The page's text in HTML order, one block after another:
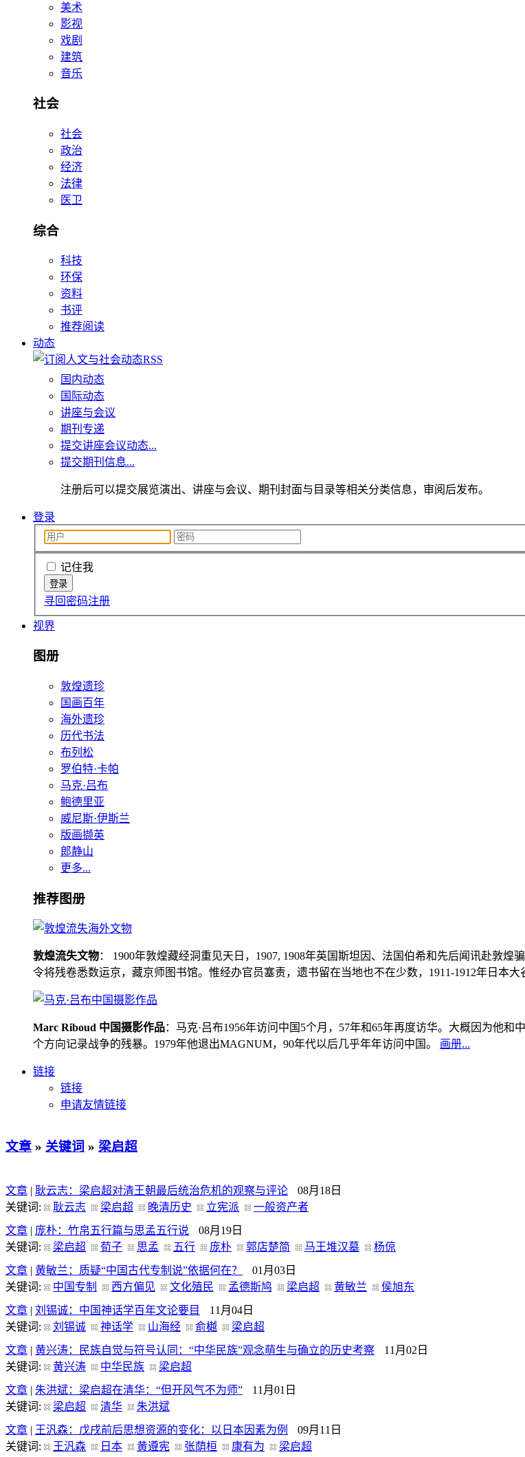
美术
影视
戏剧
建筑
音乐
社会
社会
政治
经济
法律
医卫
综合
科技
环保
资料
书评
推荐阅读
动态
国内动态
国际动态
讲座与会议
期刊专递
提交讲座会议动态...
提交期刊信息...
注册后可以提交展览演出、讲座与会议、期刊封面与目录等相关分类信息，审阅后发布。
登录
记住我
寻回密码注册
视界
图册
敦煌遗珍
国画百年
海外遗珍
历代书法
布列松
罗伯特·卡帕
马克·吕布
鲍德里亚
威尼斯·伊斯兰
版画撷英
郎静山
更多...
推荐图册
敦煌流失文物： 1900年敦煌藏经洞重见天日，1907, 1908年英国斯坦因、法国伯希和先后闻讯赴敦
令将残卷悉数运京，藏京师图书馆。惟经办官员塞责，遗书留在当地也不在少数，1911-1912年日本
Marc Riboud 中国摄影作品：马克·吕布1956年访问中国5个月，57年和65年再度访华。大概因为他
个方向记录战争的残暴。1979年他退出MAGNUM，90年代以后几乎年年访问中国。 画册...
链接
链接
申请友情链接
文章 » 关键词 » 梁启超
文章 | 耿云志：梁启超对清王朝最后统治危机的观察与评论
08月18日
关键词:
耿云志 梁启超 晚清历史 立宪派
一般资产者
文章 | 庞朴：竹帛五行篇与思孟五行说
08月19日
关键词:
梁启超 荀子 思孟 五行 庞朴 郭店楚简 马王堆汉墓
杨倞
文章 | 黄敏兰：质疑“中国古代专制说”依据何在？
01月03日
关键词:
中国专制 西方偏见 文化殖民 孟德斯鸠 梁启超 黄敏兰
侯旭东
文章 | 刘锡诚：中国神话学百年文论要目
11月04日
关键词:
刘锡诚 神话学 山海经 俞樾
梁启超
文章 | 黄兴涛：民族自觉与符号认同：“中华民族”观念萌生与确立的历史考察
11月02日
关键词:
黄兴涛 中华民族
梁启超
文章 | 朱洪斌：梁启超在清华：“但开风气不为师”
11月01日
关键词:
梁启超 清华
朱洪斌
文章 | 王汎森：戊戌前后思想资源的变化：以日本因素为例
09月11日
关键词:
王汎森 日本 黄遵宪 张荫桓 康有为 梁启超